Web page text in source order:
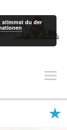
stimmst du der